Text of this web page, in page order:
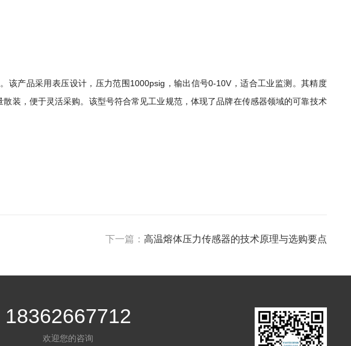
产品采用表压设计，压力范围1000psig，输出信号0-10V，适合工业监测。其精度
装，便于灵活采购。该型号符合常见工业规范，体现了品牌在传感器领域的可靠技术
下一篇： 高温熔体压力传感器的技术原理与选购要点
18362667712
欢迎您的咨询